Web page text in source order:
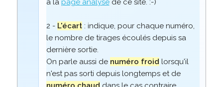
à la page analysede ce site. :-)
2 - L'écart: indique, pour chaque numéro,
le nombre de tirages écoulés depuis sa
dernière sortie.
On parle aussi de numéro froid lorsqu'il
n'est pas sorti depuis longtemps et de